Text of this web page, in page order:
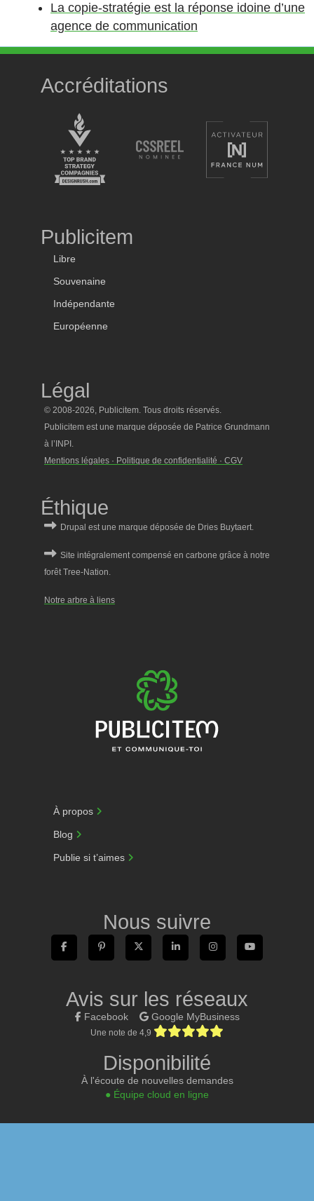
La copie-stratégie est la réponse idoine d’une
agence de communication
Accréditations
Publicitem
Libre
Souvenaine
Indépendante
Européenne
Légal
© 2008-2026, Publicitem. Tous droits réservés.
Publicitem est une marque déposée de Patrice Grundmann
à l’INPI.
Mentions légales · Politique de confidentialité · CGV
Éthique
Notre arbre à liens
À propos
Blog
Publie si t’aimes
Nous suivre
Avis sur les réseaux
Facebook Google MyBusiness
Une note de 4,9
Disponibilité
À l'écoute de nouvelles demandes
● Équipe cloud en ligne